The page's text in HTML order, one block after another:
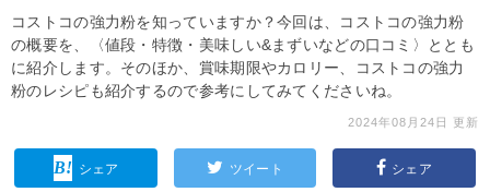
コストコの強力粉を知っていますか？今回は、コストコの強力粉
の概要を、〈値段・特徴・美味しい&まずいなどの口コミ〉ととも
に紹介します。そのほか、賞味期限やカロリー、コストコの強力
粉のレシピも紹介するので参考にしてみてくださいね。
2024年08月24日 更新
シェア ツイート シェア